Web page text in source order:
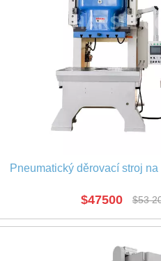
Pneumatický děrovací stroj
$47500 $53